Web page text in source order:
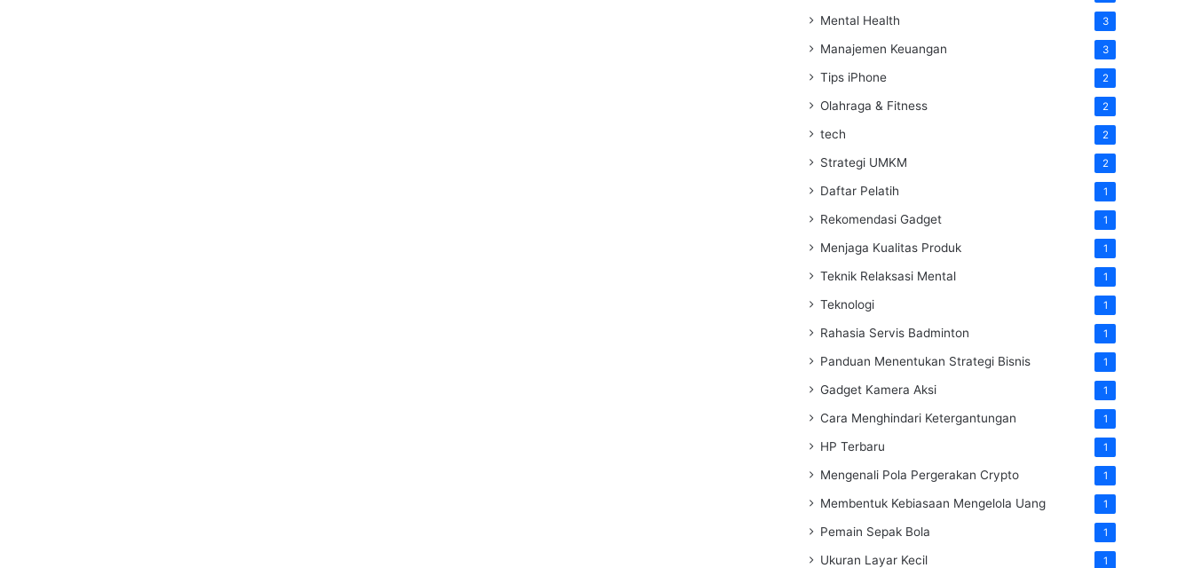
Mental Health 3
Manajemen Keuangan 3
Tips iPhone 2
Olahraga & Fitness 2
tech 2
Strategi UMKM 2
Daftar Pelatih 1
Rekomendasi Gadget 1
Menjaga Kualitas Produk 1
Teknik Relaksasi Mental 1
Teknologi 1
Rahasia Servis Badminton 1
Panduan Menentukan Strategi Bisnis 1
Gadget Kamera Aksi 1
Cara Menghindari Ketergantungan 1
HP Terbaru 1
Mengenali Pola Pergerakan Crypto 1
Membentuk Kebiasaan Mengelola Uang 1
Pemain Sepak Bola 1
Ukuran Layar Kecil 1